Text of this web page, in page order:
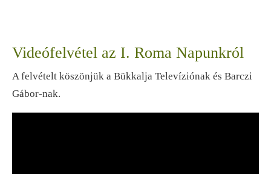
Videófelvétel az I. Roma Napunkról
A felvételt köszönjük a Bükkalja Televíziónak és Barczi
Gábor-nak.